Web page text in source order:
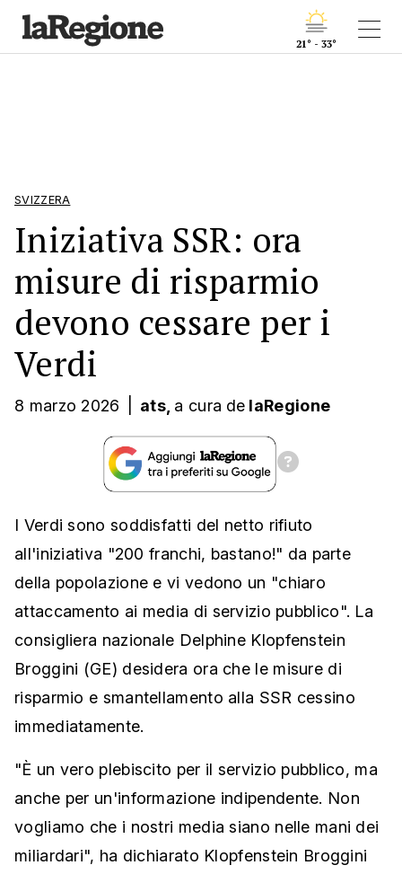
21° - 33°
SVIZZERA
Iniziativa SSR: ora
misure di risparmio
devono cessare per i
Verdi
8 marzo 2026 ats, a cura de laRegione
I Verdi sono soddisfatti del netto rifiuto
all'iniziativa "200 franchi, bastano!" da parte
della popolazione e vi vedono un "chiaro
attaccamento ai media di servizio pubblico". La
consigliera nazionale Delphine Klopfenstein
Broggini (GE) desidera ora che le misure di
risparmio e smantellamento alla SSR cessino
immediatamente.
"È un vero plebiscito per il servizio pubblico, ma
anche per un'informazione indipendente. Non
vogliamo che i nostri media siano nelle mani dei
miliardari", ha dichiarato Klopfenstein Broggini